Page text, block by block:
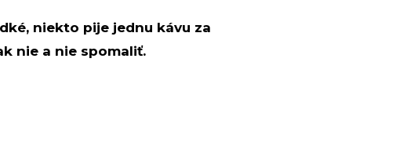
niekto pije jednu kávu za
nie a nie spomaliť.